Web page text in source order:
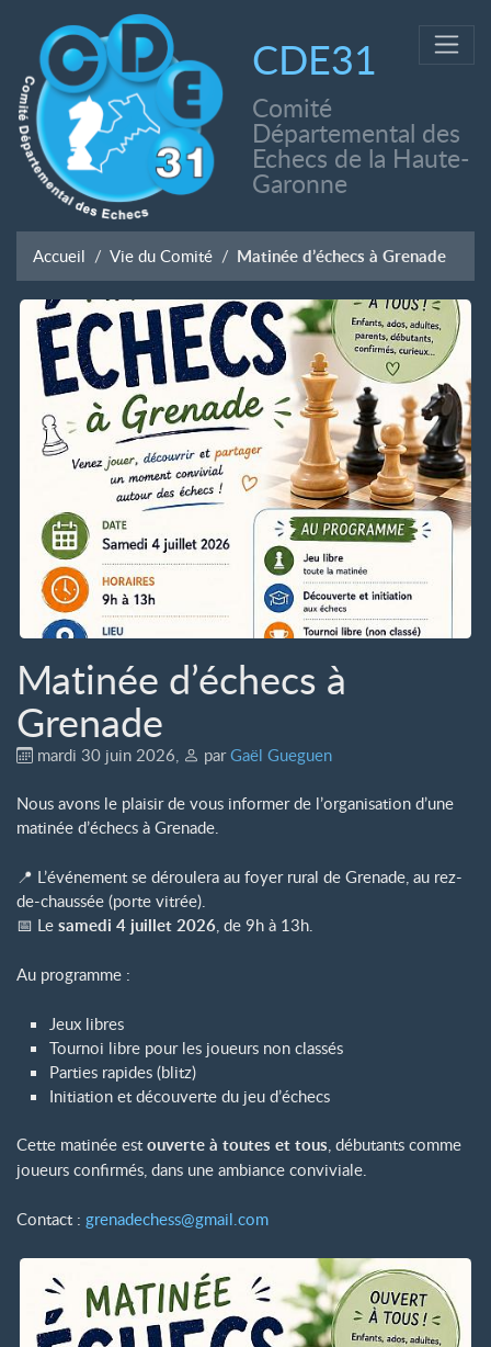
CDE31
Comité
Départemental des
Echecs de la Haute-
Garonne
Accueil Vie du Comité Matinée d’échecs à Grenade
Matinée d’échecs à
Grenade
mardi 30 juin 2026 parGaël Gueguen
Nous avons le plaisir de vous informer de l’organisation d’une
matinée d’échecs à Grenade.
📍 L’événement se déroulera au foyer rural de Grenade, au rez-
de-chaussée (porte vitrée).
📅 Le samedi 4 juillet 2026 , de 9h à 13h.
Au programme :
Jeux libres
Tournoi libre pour les joueurs non classés
Parties rapides (blitz)
Initiation et découverte du jeu d’échecs
Cette matinée est ouverte à toutes et tous, débutants comme
joueurs confirmés, dans une ambiance conviviale.
Contact : grenadechess@gmail.com